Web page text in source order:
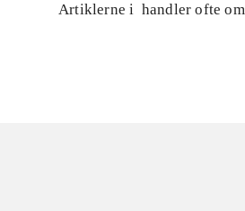
Artiklerne i handler ofte om